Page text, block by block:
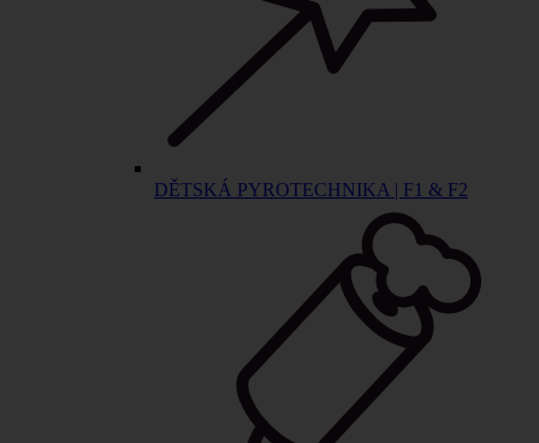
DĚTSKÁ PYROTECHNIKA | F1 & F2